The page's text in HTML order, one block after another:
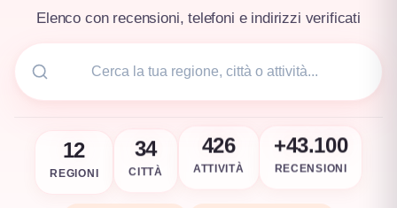
Elenco con recensioni, telefoni e indirizzi verificati
12
REGIONI
34
CITTÀ
426
ATTIVITÀ
+43.100
RECENSIONI